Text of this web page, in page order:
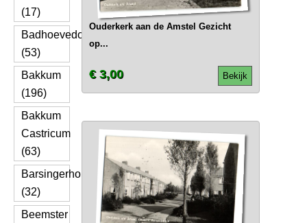
(17)
Badhoevedorp
(53)
Bakkum
(196)
Bakkum
Castricum
(63)
Barsingerhorn
(32)
Beemster
Ouderkerk aan de Amstel Gezicht
op...
Bekijk
€ 3,00